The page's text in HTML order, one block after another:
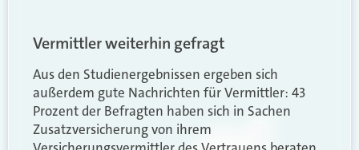
Vermittler weiterhin gefragt
Aus den Studienergebnissen ergeben sich
außerdem gute Nachrichten für Vermittler: 43
Prozent der Befragten haben sich in Sachen
Zusatzversicherung von ihrem